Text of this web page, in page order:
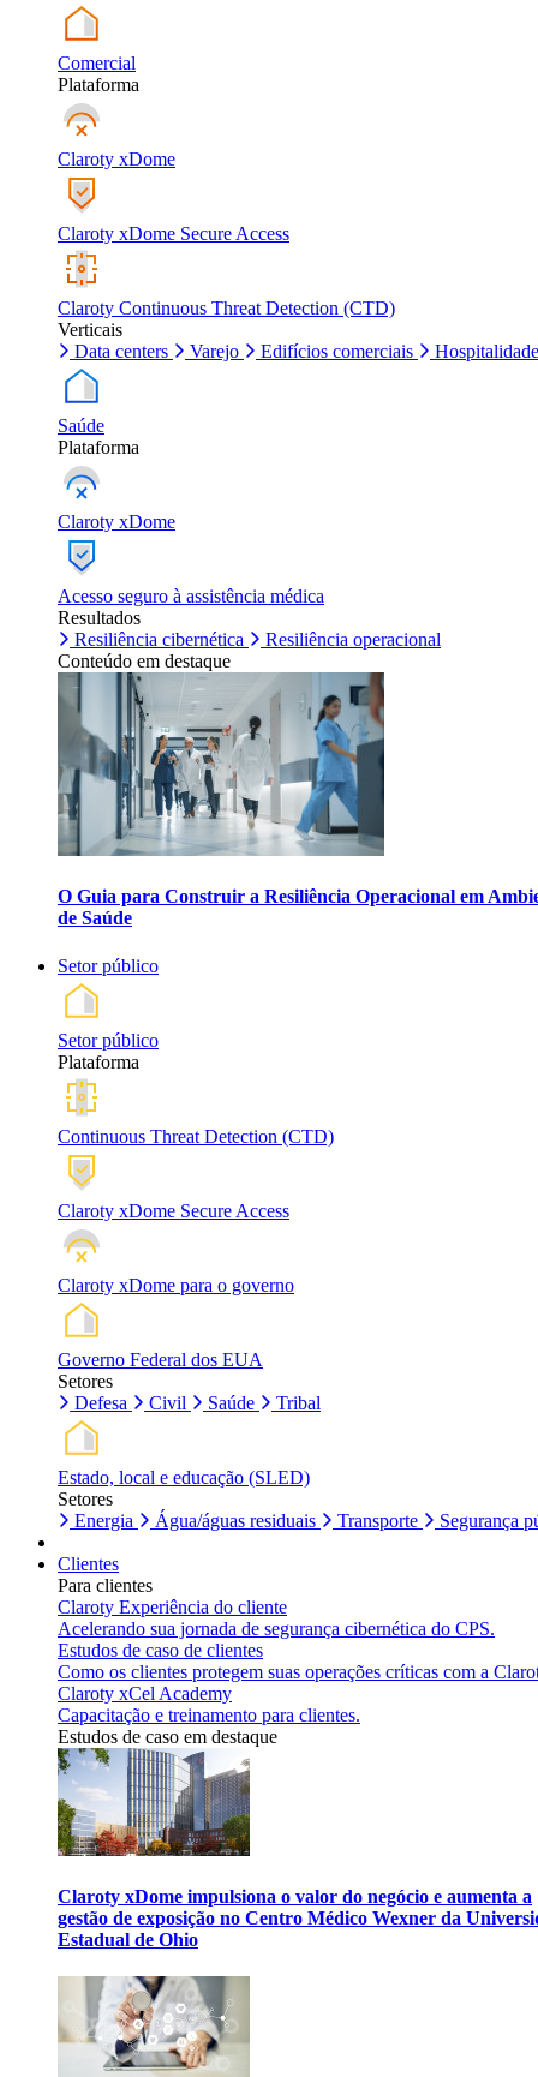
Comercial
Plataforma
Claroty xDome
Claroty xDome Secure Access
Claroty Continuous Threat Detection (CTD)
Verticais
Data centers
Varejo Edifícios comerciais Hospitalidade
Saúde
Plataforma
Claroty xDome
Acesso seguro à assistência médica
Resultados
Resiliência cibernética
Resiliência operacional
Conteúdo em destaque
O Guia para Construir a Resiliência Operacional em
de Saúde
Setor público
Setor público
Plataforma
Continuous Threat Detection (CTD)
Claroty xDome Secure Access
Claroty xDome para o governo
Governo Federal dos EUA
Setores
Defesa
Civil Saúde Tribal
Estado, local e educação (SLED)
Setores
Energia
Água/águas residuais Transporte Segurança
Clientes
Para clientes
Claroty Experiência do cliente
Acelerando sua jornada de segurança cibernética do CPS.
Estudos de caso de clientes
Como os clientes protegem suas operações críticas com a
Claroty xCel Academy
Capacitação e treinamento para clientes.
Estudos de caso em destaque
Claroty xDome impulsiona o valor do negócio e aumenta a
gestão de exposição no Centro Médico Wexner da
Estadual de Ohio